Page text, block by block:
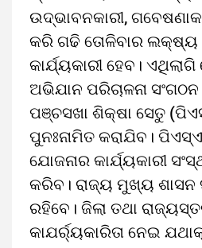
ଉଦ୍ଭାବନକାରୀ,
କରି ଗଢି ତୋଳିବାର ଲକ୍ଷ୍ୟ
କାର୍ଯ୍ୟକାରୀ ହେବ।
ଅଭିଯାନ ପରିଚାଳନା
ପଞ୍ଚସଖା ଶିକ୍ଷା ସେତୁ
ପୁନଃନାମିତ କରାଯିବ।
ଯୋଜନାର କାର୍ଯ୍ୟକାରୀ
କରିବ। ରାଜ୍ୟ ମୁଖ୍ୟ
ରହିବେ। ଜିଲା ତଥା
କାଯର୍ର୍‌ୟକାରିତା ନେଇ